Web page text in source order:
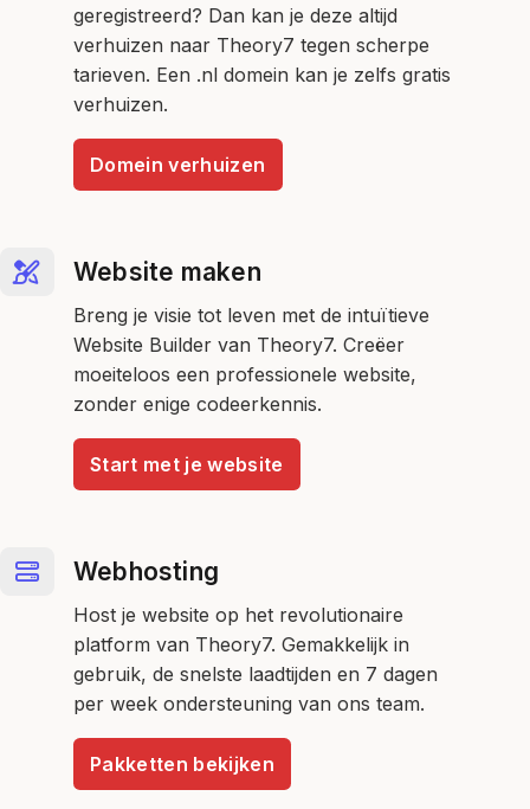
geregistreerd? Dan kan je deze altijd
verhuizen naar Theory7 tegen scherpe
tarieven. Een .nl domein kan je zelfs gratis
verhuizen.
Domein verhuizen
Website maken
Breng je visie tot leven met de intuïtieve
Website Builder van Theory7. Creëer
moeiteloos een professionele website,
zonder enige codeerkennis.
Start met je website
Webhosting
Host je website op het revolutionaire
platform van Theory7. Gemakkelijk in
gebruik, de snelste laadtijden en 7 dagen
per week ondersteuning van ons team.
Pakketten bekijken